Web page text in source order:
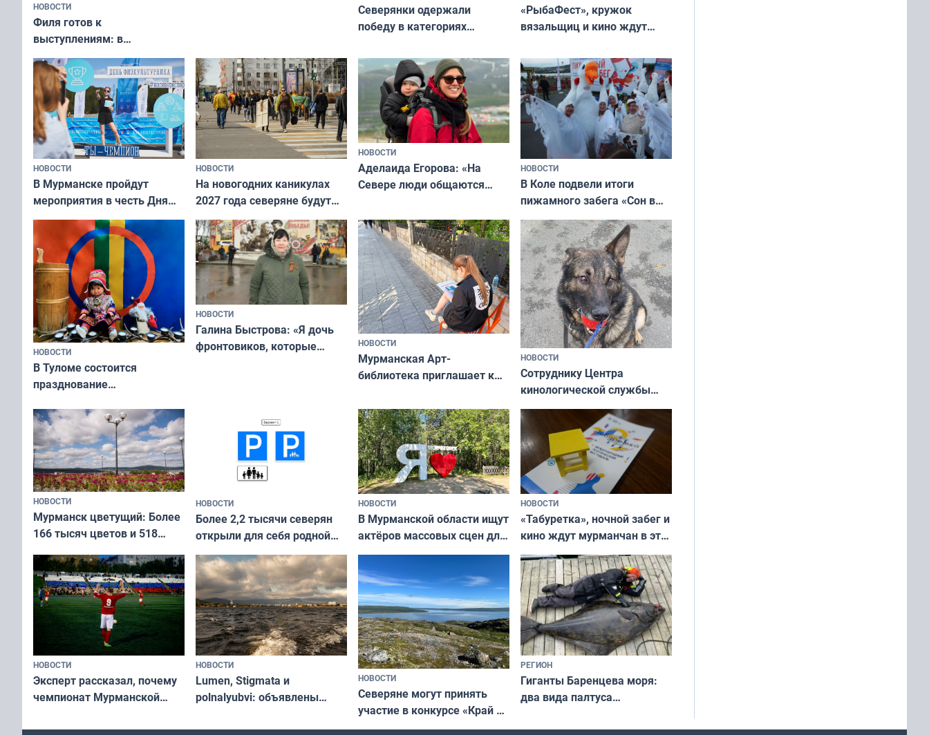
НОВОСТИ
Филя готов к
выступлениям: в
мурманском океанариуме
рассказали о состоянии
тюленей
Северянки одержали
победу в категориях
«Мисс и Миссис Великая
Русь»
«РыбаФест», кружок
вязальщиц и кино ждут
НОВОСТИ
В Мурманске пройдут
мероприятия в честь Дня
физкультурника
НОВОСТИ
На новогодних каникулах
2027 года северяне будут
отдыхать 11 дней
НОВОСТИ
Аделаида Егорова: «На
Севере люди общаются
а потому что
ты им интересен»
НОВОСТИ
В Коле подвели итоги
пижамного забега «Сон в
Олимпийскую ночь»
НОВОСТИ
В Туломе состоится
празднование
коренных народов мира
НОВОСТИ
Галина Быстрова: «Я дочь
фронтовиков, которые
НОВОСТИ
Мурманская Арт-
библиотека приглашает к
и фотографов
НОВОСТИ
Сотруднику Центра
кинологической службы
ищут новый дом
НОВОСТИ
Мурманск цветущий: Более
166 тысяч цветов и 518
НОВОСТИ
Более 2,2 тысячи северян
открыли для себя родной
край в рамках проекта
«Туризм для своих»
НОВОСТИ
В Мурманской области ищут
актёров массовых сцен для
съёмок в
короткометражном фильме
НОВОСТИ
«Табуретка», ночной забег и
кино ждут мурманчан в эти
выходные
НОВОСТИ
Эксперт рассказал, почему
чемпионат Мурманской
незамеченным
НОВОСТИ
Lumen, Stigmata и
polnalyubvi: объявлены
«Имандра» в 2026 года
НОВОСТИ
Северяне могут принять
участие в конкурсе «Край у
северной границы: фотогид
РЕГИОН
Гиганты Баренцева моря:
два вида палтуса